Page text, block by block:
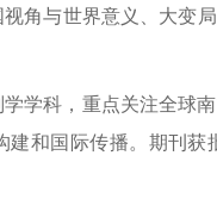
角与世界意义、大变
学学科，重点关注全
和国际传播。期刊